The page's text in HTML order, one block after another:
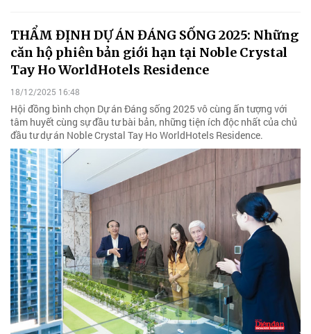
THẨM ĐỊNH DỰ ÁN ĐÁNG SỐNG 2025: Những
căn hộ phiên bản giới hạn tại Noble Crystal
Tay Ho WorldHotels Residence
18/12/2025 16:48
Hội đồng bình chọn Dự án Đáng sống 2025 vô cùng ấn tượng với
tâm huyết cùng sự đầu tư bài bản, những tiện ích độc nhất của chủ
đầu tư dự án Noble Crystal Tay Ho WorldHotels Residence.